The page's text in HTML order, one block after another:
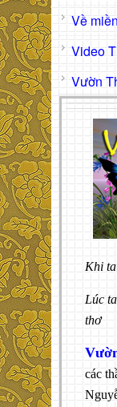
Về
Video
Vườn
Khi
Lúc
thơ
các